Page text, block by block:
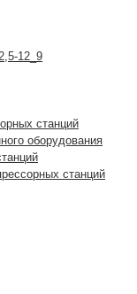
12_9
станций
оборудования
станций